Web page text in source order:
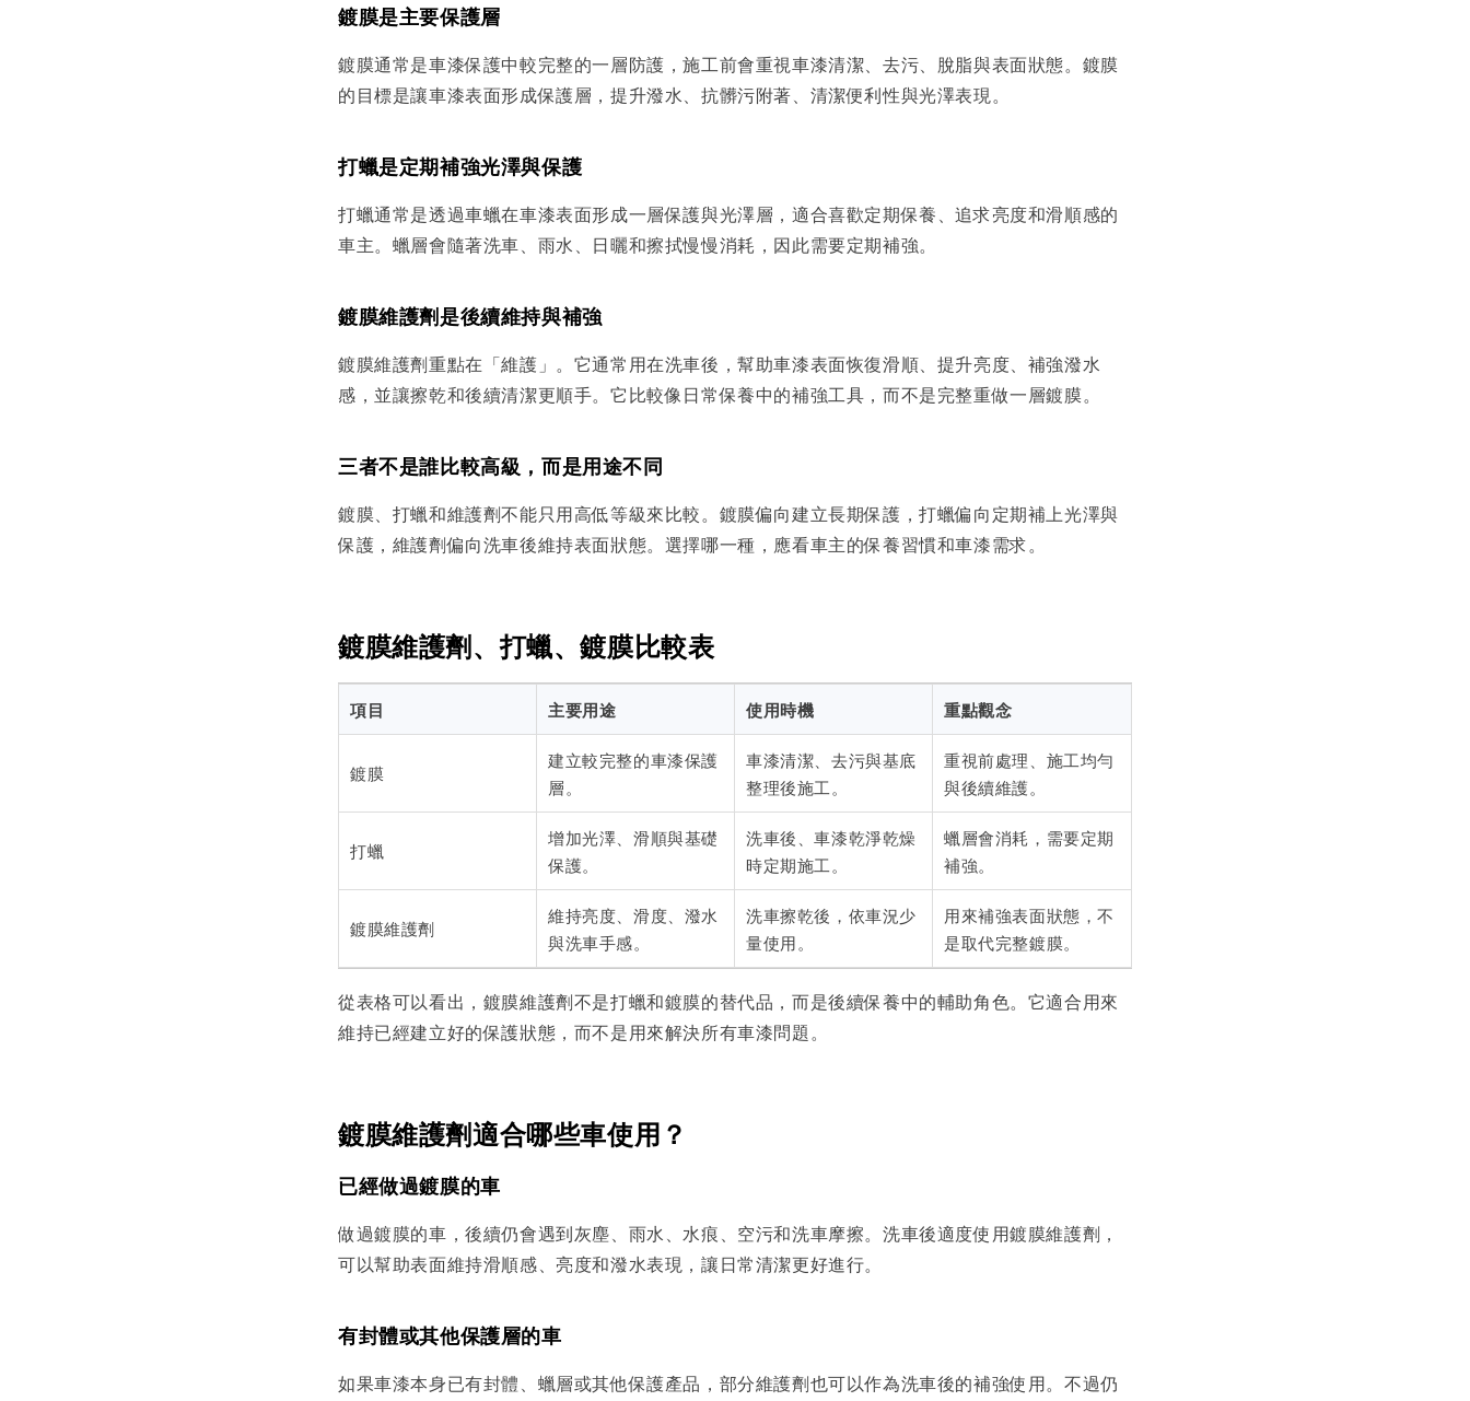
鍍膜是主要保護層
鍍膜通常是車漆保護中較完整的一層防護，施工前會重視車漆清潔、去污、脫脂與表面狀態。鍍膜
的目標是讓車漆表面形成保護層，提升潑水、抗髒污附著、清潔便利性與光澤表現。
打蠟是定期補強光澤與保護
打蠟通常是透過車蠟在車漆表面形成一層保護與光澤層，適合喜歡定期保養、追求亮度和滑順感的
車主。蠟層會隨著洗車、雨水、日曬和擦拭慢慢消耗，因此需要定期補強。
鍍膜維護劑是後續維持與補強
鍍膜維護劑重點在「維護」。它通常用在洗車後，幫助車漆表面恢復滑順、提升亮度、補強潑水
感，並讓擦乾和後續清潔更順手。它比較像日常保養中的補強工具，而不是完整重做一層鍍膜。
三者不是誰比較高級，而是用途不同
鍍膜、打蠟和維護劑不能只用高低等級來比較。鍍膜偏向建立長期保護，打蠟偏向定期補上光澤與
保護，維護劑偏向洗車後維持表面狀態。選擇哪一種，應看車主的保養習慣和車漆需求。
鍍膜維護劑、打蠟、鍍膜比較表
項目 主要用途 使用時機 重點觀念
鍍膜
建立較完整的車漆保護
層。
車漆清潔、去污與基底
整理後施工。
重視前處理、施工均勻
與後續維護。
打蠟
增加光澤、滑順與基礎
保護。
洗車後、車漆乾淨乾燥
時定期施工。
蠟層會消耗，需要定期
補強。
鍍膜維護劑
維持亮度、滑度、潑水
與洗車手感。
洗車擦乾後，依車況少
量使用。
用來補強表面狀態，不
是取代完整鍍膜。
從表格可以看出，鍍膜維護劑不是打蠟和鍍膜的替代品，而是後續保養中的輔助角色。它適合用來
維持已經建立好的保護狀態，而不是用來解決所有車漆問題。
鍍膜維護劑適合哪些車使用？
已經做過鍍膜的車
做過鍍膜的車，後續仍會遇到灰塵、雨水、水痕、空污和洗車摩擦。洗車後適度使用鍍膜維護劑，
可以幫助表面維持滑順感、亮度和潑水表現，讓日常清潔更好進行。
有封體或其他保護層的車
如果車漆本身已有封體、蠟層或其他保護產品，部分維護劑也可以作為洗車後的補強使用。不過仍